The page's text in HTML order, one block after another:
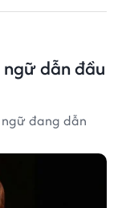
dẫn đầu
đang dẫn